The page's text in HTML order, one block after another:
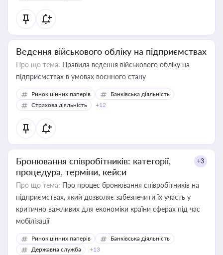
Ведення військового обліку на підприємствах
Про що тема: Правила ведення військового обліку на
підприємствах в умовах воєнного стану
Ринок цінних паперів
Банківська діяльність
Страхова діяльність
+12
Бронювання співробітників: категорії,
процедура, терміни, кейси
+3
Про що тема: Про процес бронювання співробітників на
підприємствах, який дозволяє забезпечити їх участь у
критично важливих для економіки країни сферах під час
мобілізації
Ринок цінних паперів
Банківська діяльність
Державна служба
+13